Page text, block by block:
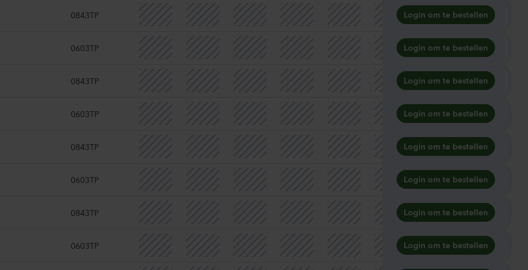
0843TP Login om te bestellen
0603TP Login om te bestellen
0843TP Login om te bestellen
0603TP Login om te bestellen
0843TP Login om te bestellen
0603TP Login om te bestellen
0843TP Login om te bestellen
0603TP Login om te bestellen